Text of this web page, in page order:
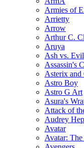
Armies of
Arrietty
Arrow
Arthur C.
Aruya
Ash vs.
Assassin's
Asterix and
Astro Boy
Astro G Art
Asura's
Attack of
Audrey
Avatar
Avatar: